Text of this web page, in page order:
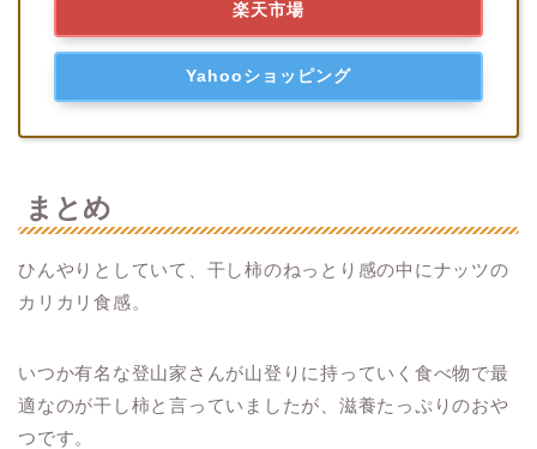
楽天市場
Yahooショッピング
まとめ
ひんやりとしていて、干し柿のねっとり感の中にナッツの
カリカリ食感。
いつか有名な登山家さんが山登りに持っていく食べ物で最
適なのが干し柿と言っていましたが、滋養たっぷりのおや
つです。